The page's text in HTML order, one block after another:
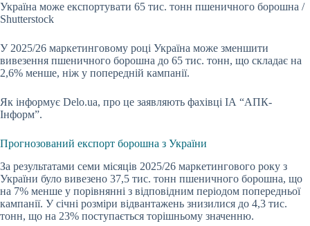
Україна може експортувати 65 тис. тонн пшеничного борошна /
Shutterstock
У 2025/26 маркетинговому році Україна може зменшити
вивезення пшеничного борошна до 65 тис. тонн, що складає на
2,6% менше, ніж у попередній кампанії.
Як інформує Delo.ua, про це заявляють фахівці ІА “АПК-
Інформ”.
Прогнозований експорт борошна з України
За результатами семи місяців 2025/26 маркетингового року з
України було вивезено 37,5 тис. тонн пшеничного борошна, що
на 7% менше у порівнянні з відповідним періодом попередньої
кампанії. У січні розміри відвантажень знизилися до 4,3 тис.
тонн, що на 23% поступається торішньому значенню.